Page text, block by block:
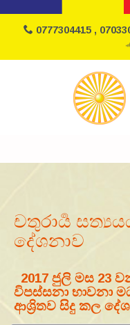
0777304415 ,
චතුරාර්‍ය
දේශනාව
2017 ජුලි මස 23
විපස්සනා භාවනා
ආශ්‍රිතව සිදු කල